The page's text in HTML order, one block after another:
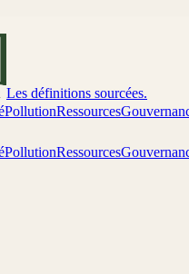
Les définitions sourcées.
PollutionRessources
PollutionRessources